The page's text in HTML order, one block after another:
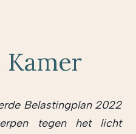
Belastingplan 2022
tegen het licht